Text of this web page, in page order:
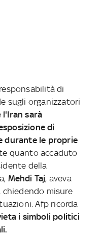
di
sugli organizzatori
l'Iran sarà
di
durante le proprie
quanto accaduto
della
Mehdi Taj, aveva
misure
Afp ricorda
i simboli politici